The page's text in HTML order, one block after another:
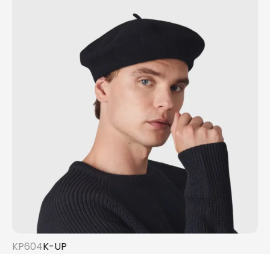
KP604K-UP